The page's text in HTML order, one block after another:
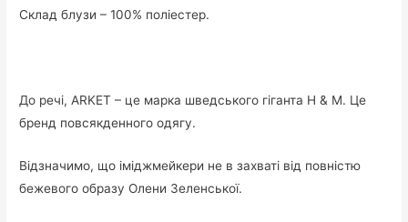
Склад блузи – 100% поліестер.
До речі, ARKET – це марка шведського гіганта H & M. Це
бренд повсякденного одягу.
Відзначимо, що іміджмейкери не в захваті від повністю
бежевого образу Олени Зеленської.